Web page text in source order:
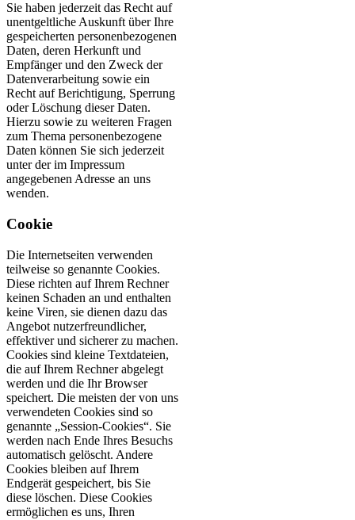
Sie haben jederzeit das Recht auf
unentgeltliche Auskunft über Ihre
gespeicherten personenbezogenen
Daten, deren Herkunft und
Empfänger und den Zweck der
Datenverarbeitung sowie ein
Recht auf Berichtigung, Sperrung
oder Löschung dieser Daten.
Hierzu sowie zu weiteren Fragen
zum Thema personenbezogene
Daten können Sie sich jederzeit
unter der im Impressum
angegebenen Adresse an uns
wenden.
Cookie
Die Internetseiten verwenden
teilweise so genannte Cookies.
Diese richten auf Ihrem Rechner
keinen Schaden an und enthalten
keine Viren, sie dienen dazu das
Angebot nutzerfreundlicher,
effektiver und sicherer zu machen.
Cookies sind kleine Textdateien,
die auf Ihrem Rechner abgelegt
werden und die Ihr Browser
speichert. Die meisten der von uns
verwendeten Cookies sind so
genannte „Session-Cookies“. Sie
werden nach Ende Ihres Besuchs
automatisch gelöscht. Andere
Cookies bleiben auf Ihrem
Endgerät gespeichert, bis Sie
diese löschen. Diese Cookies
ermöglichen es uns, Ihren